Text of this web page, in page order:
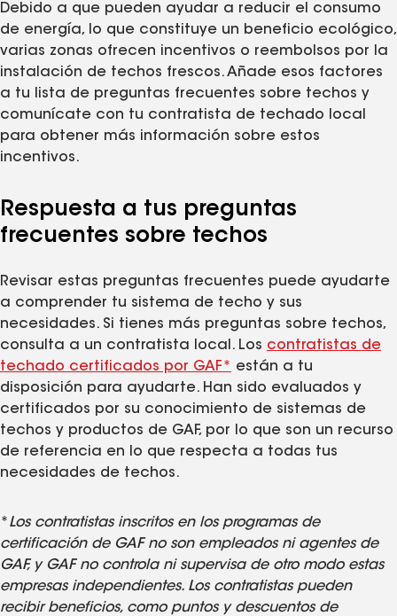
Debido a que pueden ayudar a reducir el consumo
de energía, lo que constituye un beneficio ecológico,
varias zonas ofrecen incentivos o reembolsos por la
instalación de techos frescos. Añade esos factores
a tu lista de preguntas frecuentes sobre techos y
comunícate con tu contratista de techado local
para obtener más información sobre estos
incentivos.
Respuesta a tus preguntas
frecuentes sobre techos
Revisar estas preguntas frecuentes puede ayudarte
a comprender tu sistema de techo y sus
necesidades. Si tienes más preguntas sobre techos,
consulta a un contratista local. Los contratistas de
techado certificados por GAF* están a tu
disposición para ayudarte. Han sido evaluados y
certificados por su conocimiento de sistemas de
techos y productos de GAF, por lo que son un recurso
de referencia en lo que respecta a todas tus
necesidades de techos.
*Los contratistas inscritos en los programas de
certificación de GAF no son empleados ni agentes de
GAF, y GAF no controla ni supervisa de otro modo estas
empresas independientes. Los contratistas pueden
recibir beneficios, como puntos y descuentos de